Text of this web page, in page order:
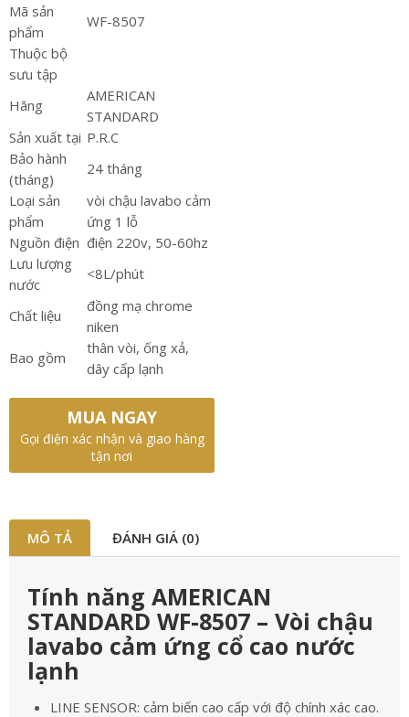
Mã sản
phẩm
WF-8507
Thuộc bộ
sưu tập
Hãng
AMERICAN
STANDARD
Sản xuất tại P.R.C
Bảo hành
(tháng)
24 tháng
Loại sản
phẩm
vòi chậu lavabo cảm
ứng 1 lỗ
Nguồn điện điện 220v, 50-60hz
Lưu lượng
nước
<8L/phút
Chất liệu
đồng mạ chrome
niken
Bao gồm
thân vòi, ống xả,
dây cấp lạnh
MUA NGAY
Gọi điện xác nhận và giao hàng
tận nơi
MÔ TẢ ĐÁNH GIÁ (0)
Tính năng AMERICAN
STANDARD WF-8507 – Vòi chậu
lavabo cảm ứng cổ cao nước
lạnh
LINE SENSOR: cảm biến cao cấp với độ chính xác cao.